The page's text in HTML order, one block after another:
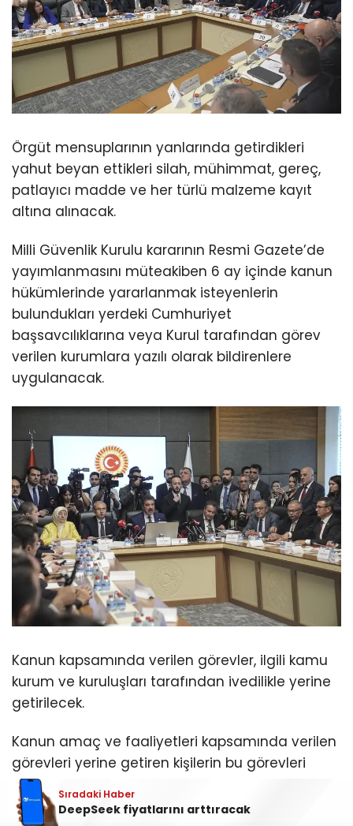
Örgüt mensuplarının yanlarında getirdikleri
yahut beyan ettikleri silah, mühimmat, gereç,
patlayıcı madde ve her türlü malzeme kayıt
altına alınacak.
Milli Güvenlik Kurulu kararının Resmi Gazete’de
yayımlanmasını müteakiben 6 ay içinde kanun
hükümlerinde yararlanmak isteyenlerin
bulundukları yerdeki Cumhuriyet
başsavcılıklarına veya Kurul tarafından görev
verilen kurumlara yazılı olarak bildirenlere
uygulanacak.
Kanun kapsamında verilen görevler, ilgili kamu
kurum ve kuruluşları tarafından ivedilikle yerine
getirilecek.
Kanun amaç ve faaliyetleri kapsamında verilen
görevleri yerine getiren kişilerin bu görevleri
nedeniyle hukuki, idari veya cezai sorumluluğu
doğmayacak.
Sıradaki Haber
DeepSeek fiyatlarını arttıracak